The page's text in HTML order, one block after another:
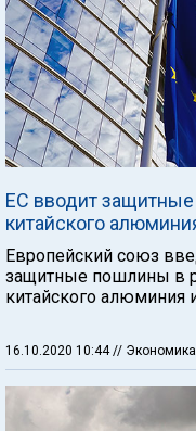
ЕС вводит
китайского
Европейский союз
защитные пошлины в
китайского
16.10.2020 10:44 // Экономика